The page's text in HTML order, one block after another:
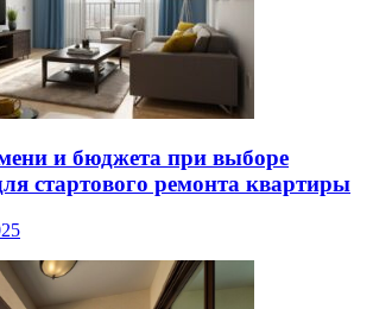
и бюджета при выборе
стартового ремонта квартиры